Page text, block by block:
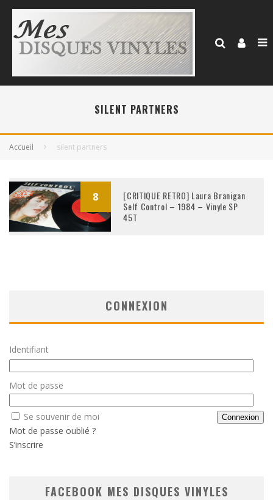
SILENT PARTNERS
Accueil silent partners
8
[CRITIQUE RETRO] Laura Branigan
Self Control – 1984 – Vinyle SP
45T
CONNEXION
Identifiant
Mot de passe
Se souvenir de moi
Mot de passe oublié ?
S’inscrire
FACEBOOK MES DISQUES VINYLES